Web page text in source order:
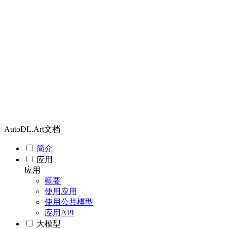
AutoDL.Art文档
简介
应用
应用
概要
使用应用
使用公共模型
应用API
大模型